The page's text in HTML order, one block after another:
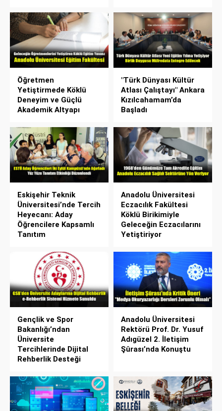
Öğretmen
Yetiştirmede Köklü
Deneyim ve Güçlü
Akademik Altyapı
"Türk Dünyası Kültür
Atlası Çalıştayı" Ankara
Kızılcahamam’da
Başladı
Eskişehir Teknik
Üniversitesi’nde Tercih
Heyecanı: Aday
Öğrencilere Kapsamlı
Tanıtım
Anadolu Üniversitesi
Eczacılık Fakültesi
Köklü Birikimiyle
Geleceğin Eczacılarını
Yetiştiriyor
Gençlik ve Spor
Bakanlığı’ndan
Üniversite
Tercihlerinde Dijital
Rehberlik Desteği
Anadolu Üniversitesi
Rektörü Prof. Dr. Yusuf
Adıgüzel 2. İletişim
Şûrası’nda Konuştu